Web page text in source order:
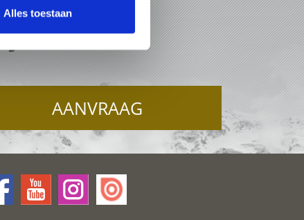
Alles toestaan
AANVRAAG